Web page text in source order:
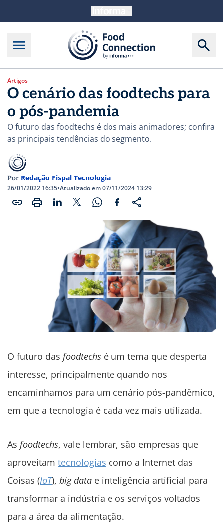
Artigos
O cenário das foodtechs para
o pós-pandemia
O futuro das foodtechs é dos mais animadores; confira
as principais tendências do segmento.
Por Redação Fispal Tecnologia
26/01/2022 16:35•Atualizado em 07/11/2024 13:29
O futuro das foodtechs é um tema que desperta
interesse, principalmente quando nos
encaminhamos para um cenário pós-pandêmico,
em que a tecnologia é cada vez mais utilizada.
As foodtechs, vale lembrar, são empresas que
aproveitam tecnologias como a Internet das
Coisas (IoT), big data e inteligência artificial para
transformar a indústria e os serviços voltados
para a área da alimentação.